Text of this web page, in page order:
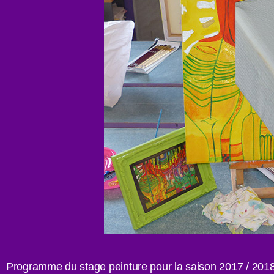
Programme du stage peinture pour la saison 2017 /